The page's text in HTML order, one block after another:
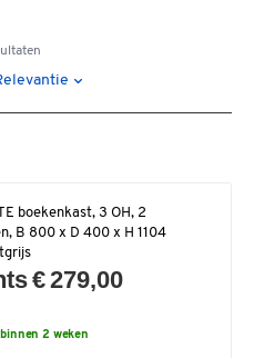
boekenkast, 3 OH, 2
B 800 x D 400 x H 1104
€ 279,00
binnen 2 weken